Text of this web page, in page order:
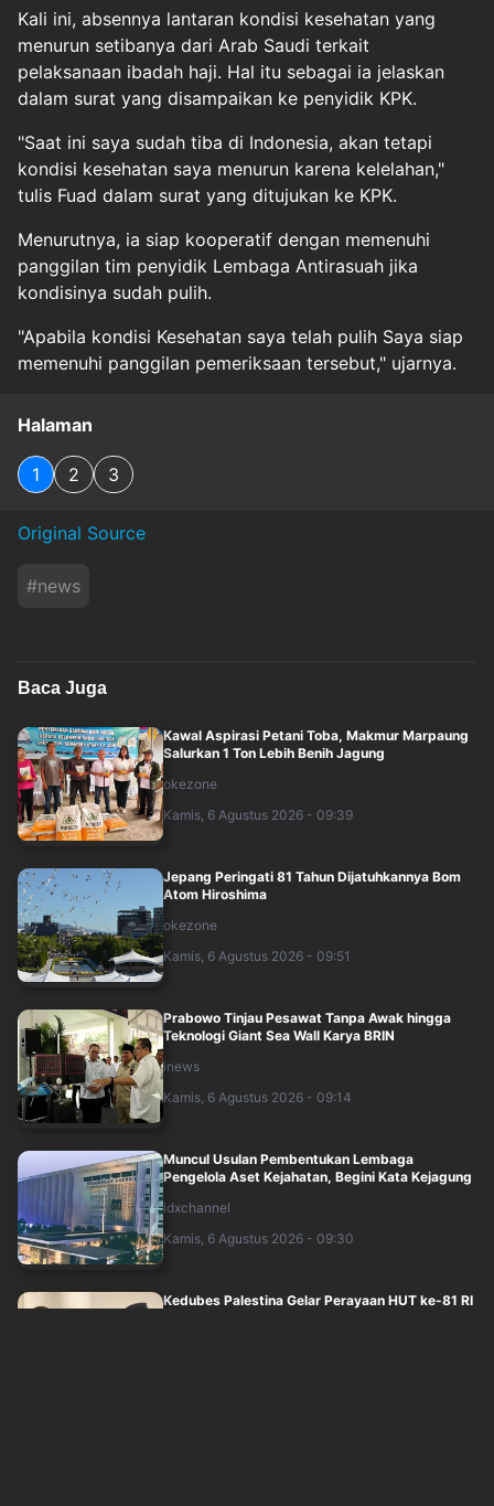
Kali ini, absennya lantaran kondisi kesehatan yang
menurun setibanya dari Arab Saudi terkait
pelaksanaan ibadah haji. Hal itu sebagai ia jelaskan
dalam surat yang disampaikan ke penyidik KPK.
"Saat ini saya sudah tiba di Indonesia, akan tetapi
kondisi kesehatan saya menurun karena kelelahan,"
tulis Fuad dalam surat yang ditujukan ke KPK.
Menurutnya, ia siap kooperatif dengan memenuhi
panggilan tim penyidik Lembaga Antirasuah jika
kondisinya sudah pulih.
"Apabila kondisi Kesehatan saya telah pulih Saya siap
memenuhi panggilan pemeriksaan tersebut," ujarnya.
Halaman
1 2 3
Original Source
#news
Baca Juga
Kawal Aspirasi Petani Toba, Makmur Marpaung
Salurkan 1 Ton Lebih Benih Jagung
okezone
Kamis, 6 Agustus 2026 - 09:39
Jepang Peringati 81 Tahun Dijatuhkannya Bom
Atom Hiroshima
okezone
Kamis, 6 Agustus 2026 - 09:51
Prabowo Tinjau Pesawat Tanpa Awak hingga
Teknologi Giant Sea Wall Karya BRIN
inews
Kamis, 6 Agustus 2026 - 09:14
Muncul Usulan Pembentukan Lembaga
Pengelola Aset Kejahatan, Begini Kata Kejagung
idxchannel
Kamis, 6 Agustus 2026 - 09:30
Kedubes Palestina Gelar Perayaan HUT ke-81 RI